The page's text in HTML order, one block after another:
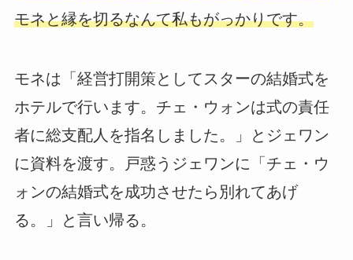
モネと縁を切るなんて私もがっかりです。
モネは「経営打開策としてスターの結婚式を
ホテルで行います。チェ・ウォンは式の責任
者に総支配人を指名しました。」とジェワン
に資料を渡す。戸惑うジェワンに「チェ・ウ
ォンの結婚式を成功させたら別れてあげ
る。」と言い帰る。